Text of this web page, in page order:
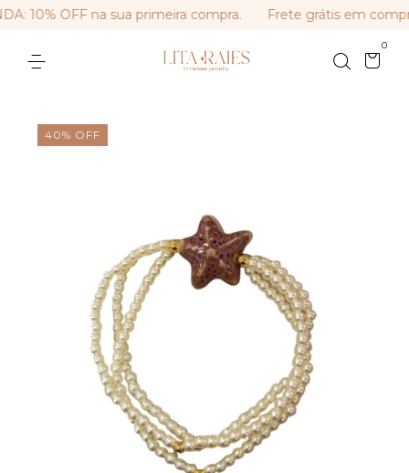
10% OFF na sua primeira compra. Frete grátis em
0
40% OFF